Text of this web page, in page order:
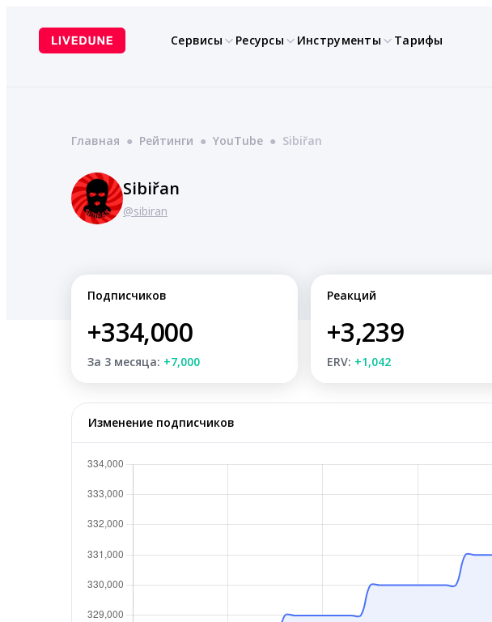
содержимому
Сервисы Ресурсы Инструменты Тарифы
Главная ● Рейтинги ● YouTube ● Sibiřan
Sibiřan
@sibiran
Подписчиков
+334,000
За 3 месяца: +7,000
Реакций
+3,239
ERV: +1,042
Изменение подписчиков